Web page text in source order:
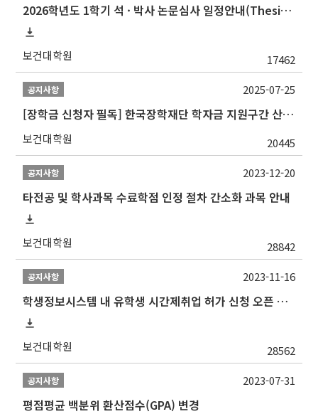
2026학년도 1학기 석 · 박사 논문심사 일정안내(Thesis Defense Schedules)
보건대학원 17462
공지사항
[장학금 신청자 필독] 한국장학재단 학자금 지원구간 산정 권고
보건대학원 20445
2025-07-25
공지사항
타전공 및 학사과목 수료학점 인정 절차 간소화 과목 안내
보건대학원 28842
2023-12-20
공지사항
학생정보시스템 내 유학생 시간제취업 허가 신청 오픈 안내
보건대학원 28562
2023-11-16
공지사항
평점평균 백분위 환산점수(GPA) 변경
2023-07-31